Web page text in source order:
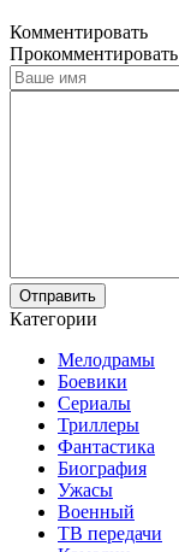
Комментировать
Прокомментировать
Отправить
Категории
Мелодрамы
Боевики
Сериалы
Триллеры
Фантастика
Биография
Ужасы
Военный
ТВ передачи